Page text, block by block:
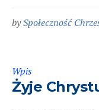
bySpołeczność
Wpis
Żyje